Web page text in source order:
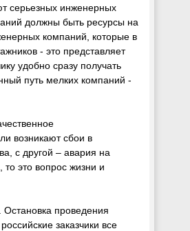
серьезных инженерных
должны быть ресурсы на
компаний, которые в
- это представляет
удобно сразу получать
путь мелких компаний -
возникают сбои в
с другой – авария на
это вопрос жизни и
Остановка проведения
заказчики все